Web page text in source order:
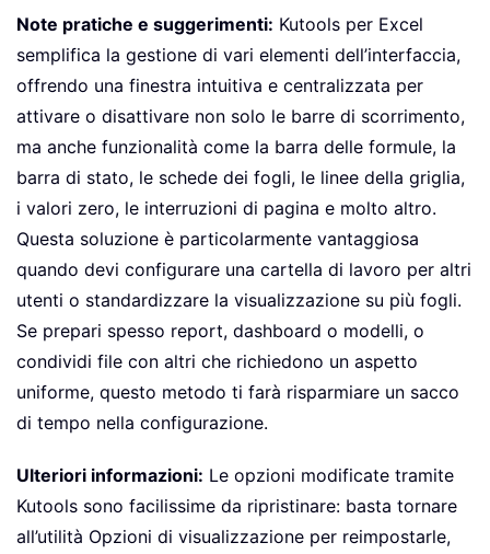
Note pratiche e suggerimenti: Kutools per Excel
semplifica la gestione di vari elementi dell’interfaccia,
offrendo una finestra intuitiva e centralizzata per
attivare o disattivare non solo le barre di scorrimento,
ma anche funzionalità come la barra delle formule, la
barra di stato, le schede dei fogli, le linee della griglia,
i valori zero, le interruzioni di pagina e molto altro.
Questa soluzione è particolarmente vantaggiosa
quando devi configurare una cartella di lavoro per altri
utenti o standardizzare la visualizzazione su più fogli.
Se prepari spesso report, dashboard o modelli, o
condividi file con altri che richiedono un aspetto
uniforme, questo metodo ti farà risparmiare un sacco
di tempo nella configurazione.
Ulteriori informazioni: Le opzioni modificate tramite
Kutools sono facilissime da ripristinare: basta tornare
all’utilità Opzioni di visualizzazione per reimpostarle,